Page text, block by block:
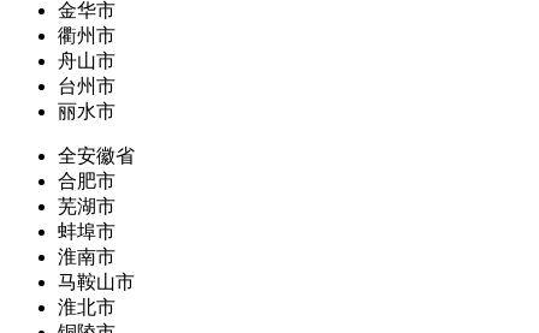
金华市
衢州市
舟山市
台州市
丽水市
全安徽省
合肥市
芜湖市
蚌埠市
淮南市
马鞍山市
淮北市